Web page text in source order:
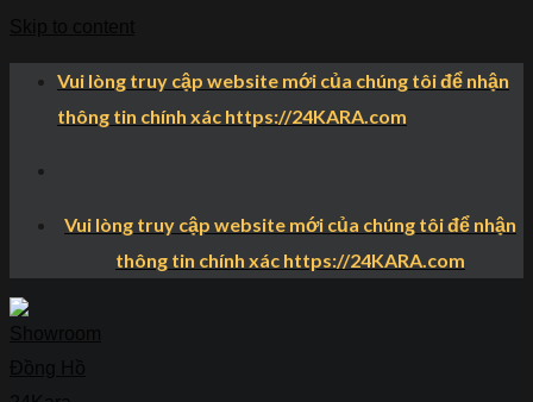
Vui lòng truy cập website mới của chúng tôi để nhận
thông tin chính xác https://24KARA.com
Vui lòng truy cập website mới của chúng tôi để nhận
thông tin chính xác https://24KARA.com